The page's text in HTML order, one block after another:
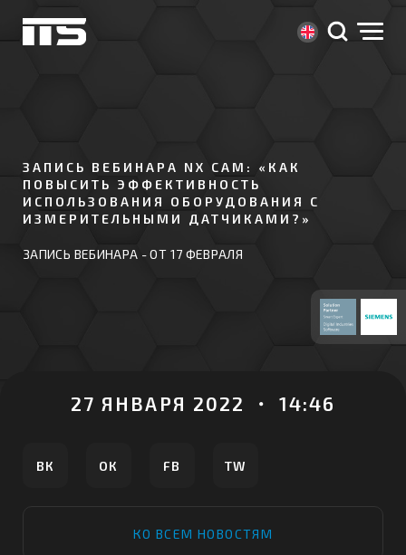
ЗАПИСЬ ВЕБИНАРА NX CAM: «КАК
ПОВЫСИТЬ ЭФФЕКТИВНОСТЬ
ИСПОЛЬЗОВАНИЯ ОБОРУДОВАНИЯ С
ИЗМЕРИТЕЛЬНЫМИ ДАТЧИКАМИ?»
ЗАПИСЬ ВЕБИНАРА - ОТ 17 ФЕВРАЛЯ
27 ЯНВАРЯ 2022 ・ 14:46
ВК ОК FB TW
КО ВСЕМ НОВОСТЯМ